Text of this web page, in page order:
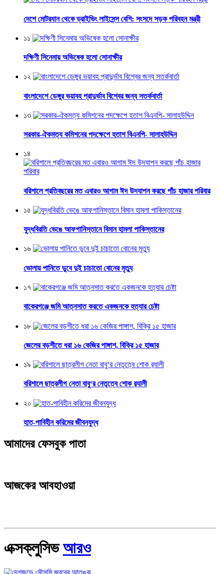
দেশে মোটরযান থেকে ড্রাইভিং লাইসেন্স বেশি: সংসদে সড়ক পরিবহন মন্ত্রী
১১
দক্ষিণী সিনেমায় অভিষেক হলো সোনাক্ষীর
১২
বাংলাদেশে ডেঙ্গুর ভয়াবহ প্রাদুর্ভাব বিশ্বের জন্য সতর্কবার্তা
১৩
সরকার-ঐকমত্য কমিশনের পদক্ষেপে হতাশ বিএনপি- সালাহউদ্দিন
১৪
বরিশালে প্রতিবছরের মত এবারও আগাম ঈদ উদযাপন করছে পাঁচ হাজার পরিবার
১৫
যুদ্ধবিরতি ভেঙে আফগানিস্তানে বিমান হামলা পাকিস্তানের
১৬
ভোলায় পানিতে ডুবে দুই চাচাতো বোনের মৃত্যু
১৭
বাকেরগঞ্জে জমি আত্নসাত করতে একজনকে হত্যার চেষ্টা
১৮
জেলের বড়শীতে ধরা ১৬ কেজির পাঙ্গাশ, বিক্রি ১৫ হাজার
১৯
বরিশালে ছাত্রলীগ নেতা বাবু‘র নেতৃত্বে শোক র‌্যালী
২০
হাত-পাবিহীন করিমের জীবনযুদ্ধ
আমাদের ফেসবুক পাতা
আজকের আবহাওয়া
এক্সক্লুসিভআরও